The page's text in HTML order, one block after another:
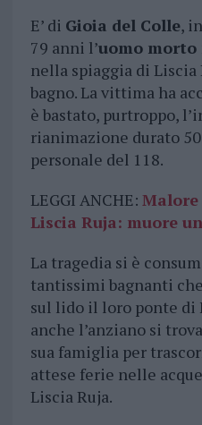
E’ di Gioia del Colle,
79 anni l’uomo morto
nella spiaggia di
bagno. La vittima ha
è bastato, purtroppo,
rianimazione durato
personale del 118.
LEGGI ANCHE:
Liscia Ruja: muore
La tragedia si è
tantissimi bagnanti
sul lido il loro ponte di
anche l’anziano si
sua famiglia per
attese ferie nelle
Liscia Ruja.